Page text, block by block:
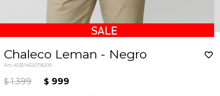
Chaleco Leman - Negro
40351452078200
$ 1.399 $ 999